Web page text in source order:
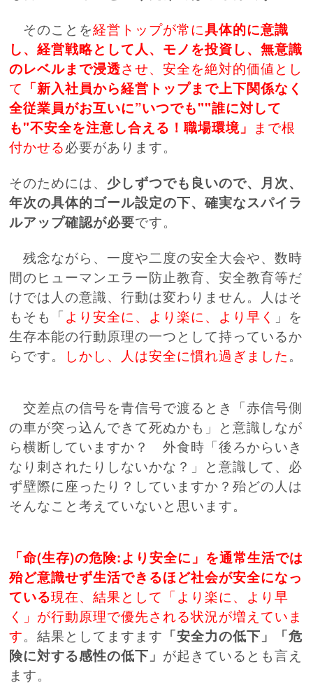
そのことを経営トップが常に具体的に意識
し、経営戦略として人、モノを投資し、無意識
のレベルまで浸透させ、安全を絶対的価値とし
て 「新入社員から経営トップまで上下関係なく
全従業員がお互いに”いつでも""誰に対して
も"不安全を注意し合える！職場環境」 まで根
付かせる必要があります。
そのためには、 少しずつでも良いので、月次、
年次の具体的ゴール設定の下、確実なスパイラ
ルアップ確認が必要です。
残念ながら、一度や二度の安全大会や、数時
間のヒューマンエラー防止教育、安全教育等だ
けでは人の意識、行動は変わりません。人はそ
もそも「より安全に、より楽に、より早く 」を
生存本能の行動原理の一つとして持っているか
らです。
しかし、人は安全に慣れ過ぎました。
交差点の信号を青信号で渡るとき「赤信号側
の車が突っ込んできて死ぬかも」と意識しなが
ら横断していますか？ 外食時「後ろからいき
なり刺されたりしないかな？」と意識して、必
ず壁際に座ったり？していますか？殆どの人は
そんなこと考えていないと思います。
「命(生存)の危険:より安全に 」を通常生活では
殆ど意識せず生活できるほど社会が安全になっ
ている現在、結果として「より楽に、より早
く」が行動原理で優先される状況が増えていま
す。結果としてますます 「安全力の低下」「危
険に対する感性の低下」 が起きているとも言え
ます。